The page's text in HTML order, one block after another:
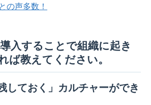
の声多数！
入することで組織に起き
ば教えてください。
しておく」カルチャーができ